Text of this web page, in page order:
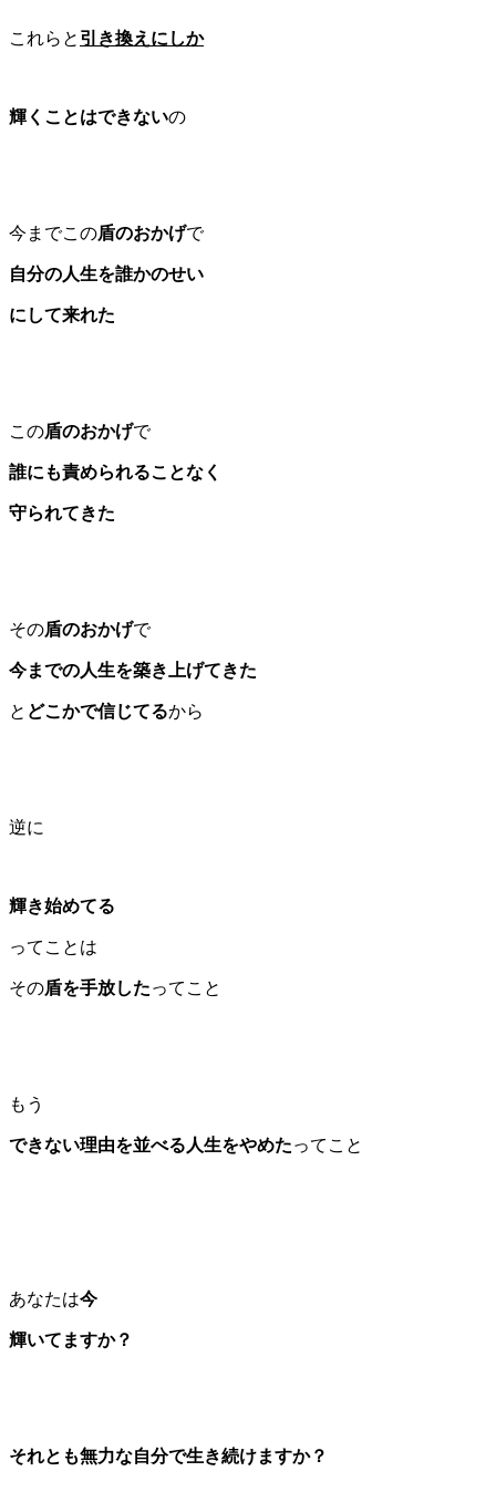
これらと 引き換えにしか
輝くことはできないの
今までこの盾のおかげで
自分の人生を誰かのせい
にして来れた
この盾のおかげで
誰にも責められることなく
守られてきた
その盾のおかげで
今までの人生を築き上げてきた
と どこかで信じてるから
逆に
輝き始めてる
ってことは
その盾を手放したってこと
もう
できない理由を並べる人生をやめたってこと
あなたは今
輝いてますか？
それとも無力な自分で生き続けますか？